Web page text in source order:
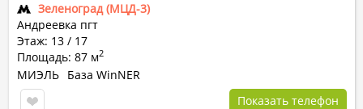
Зеленоград (МЦД-3)
Андреевка пгт
Этаж: 13 / 17
Площадь: 87 м2
МИЭЛЬ База WinNER
Показать телефон